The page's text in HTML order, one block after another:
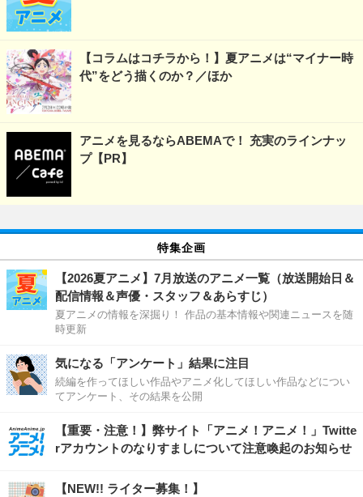
【コラムはコチラから！】夏アニメは“マイナー時
代”をどう描くのか？／ほか
アニメを見るならABEMAで！ 充実のラインナッ
プ【PR】
特集企画
【2026夏アニメ】7月放送のアニメ一覧（放送開始日＆
配信情報＆声優・スタッフ＆あらすじ）
夏アニメの情報を深掘り！ 作品の基本情報や関連ニュースを随
時更新
気になる「アンケート」結果に注目
続編を作ってほしい作品やアニメ化してほしい作品などについ
てアンケート、その結果を公開
【重要・注意！】弊サイト「アニメ！アニメ！」Twitte
rアカウントのなりすましについて注意喚起のお知らせ
【NEW!! ライター募集！】